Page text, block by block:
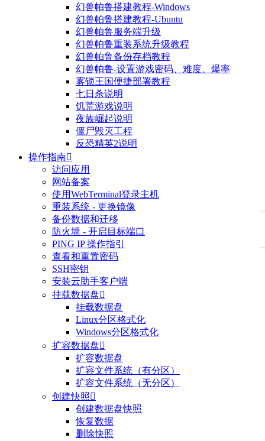
幻兽帕鲁搭建教程-Windows
幻兽帕鲁搭建教程-Ubuntu
幻兽帕鲁服务端升级
幻兽帕鲁重装系统升级教程
幻兽帕鲁备份存档教程
幻兽帕鲁-设置游戏密码、难度、爆率
雾锁王国便捷部署教程
七日杀说明
饥荒游戏说明
夜族崛起说明
僵尸毁灭工程
反恐精英2说明
操作指南
访问应用
网站备案
使用WebTerminal登录主机
重装系统 - 更换镜像
备份数据和迁移
防火墙 - 开启目标端口
PING IP 操作指引
查看和重置密码
SSH密钥
安装云助手客户端
挂载数据盘
挂载数据盘
Linux分区格式化
Windows分区格式化
扩容数据盘
扩容数据盘
扩容文件系统（有分区）
扩容文件系统（无分区）
创建快照
创建数据盘快照
恢复数据
删除快照